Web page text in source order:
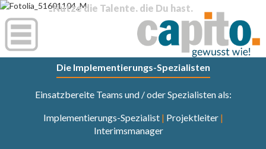
„Nutze die Talente, die Du hast.
Die Wälder wären sehr still,
wenn nur die begabtesten Vögel sängen.“
Die Implementierungs-Spezialisten
Einsatzbereite Teams und / oder Spezialisten als:
Implementierungs-Spezialist | Projektleiter |
Interimsmanager